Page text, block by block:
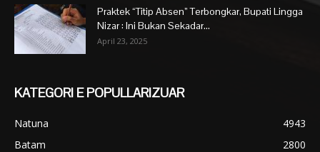
Praktek “Titip Absen” Terbongkar, Bupati Lingga
Nizar : Ini Bukan Sekadar...
April 23, 2025
KATEGORI E POPULLARIZUAR
Natuna
4943
Batam
2800